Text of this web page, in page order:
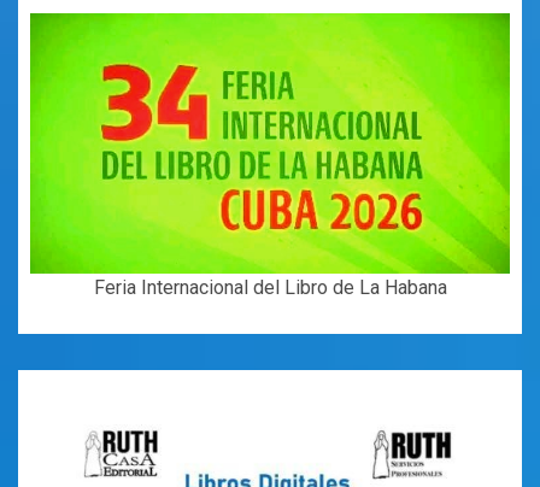
Feria Internacional del Libro de La Habana